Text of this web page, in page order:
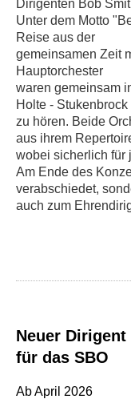
Dirigenten Bob
Unter dem Motto
Reise aus der
gemeinsamen Zeit
Hauptorchester
waren gemeinsam
Holte - Stukenbrock
zu hören. Beide
aus ihrem
wobei sicherlich für
Am Ende des
verabschiedet,
auch zum
Neuer Dirigent
für das SBO
Ab April 2026